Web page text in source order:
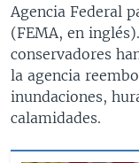
Agencia Federal
(FEMA, en
conservadores
la agencia
inundaciones,
calamidades.